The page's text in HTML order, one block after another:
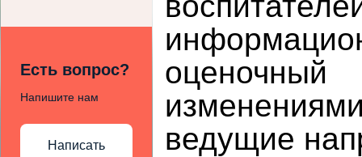
ведущие
Есть вопрос?
Напишите нам
Написать